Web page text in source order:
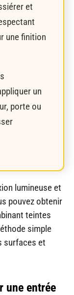
et
une finition
un
porte ou
lumineuse et
pouvez obtenir
teintes
simple
surfaces et
une entrée